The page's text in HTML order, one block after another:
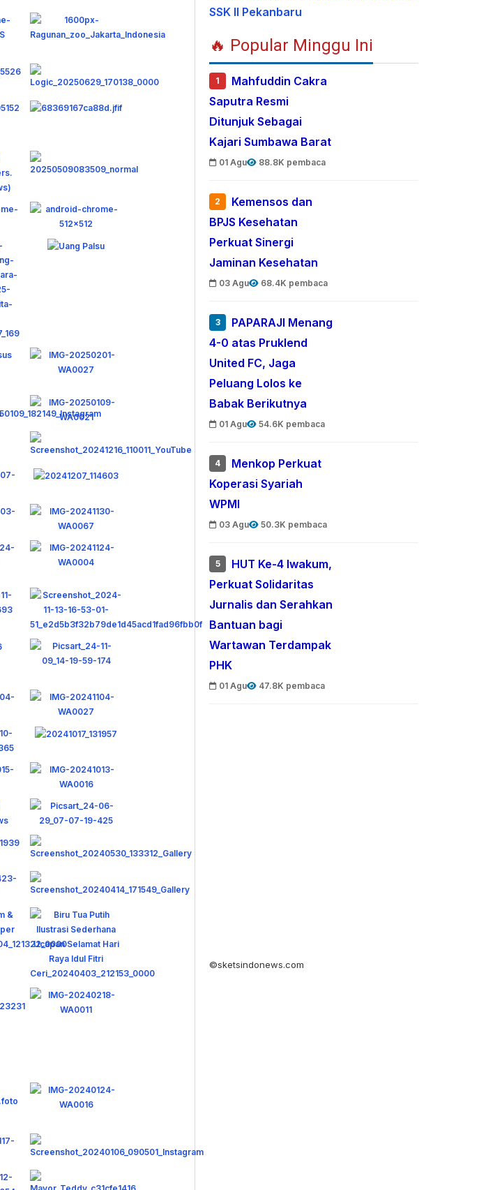
SSK II Pekanbaru
🔥 Popular Minggu Ini
1
Mahfuddin Cakra
Saputra Resmi
Ditunjuk Sebagai
Kajari Sumbawa Barat
01 Agu 88.8K pembaca
2
Kemensos dan
BPJS Kesehatan
Perkuat Sinergi
Jaminan Kesehatan
03 Agu 68.4K pembaca
3
PAPARAJI Menang
4-0 atas Pruklend
United FC, Jaga
Peluang Lolos ke
Babak Berikutnya
01 Agu 54.6K pembaca
4
Menkop Perkuat
Koperasi Syariah
WPMI
03 Agu 50.3K pembaca
5
HUT Ke-4 Iwakum,
Perkuat Solidaritas
Jurnalis dan Serahkan
Bantuan bagi
Wartawan Terdampak
PHK
01 Agu 47.8K pembaca
©sketsindonews.com